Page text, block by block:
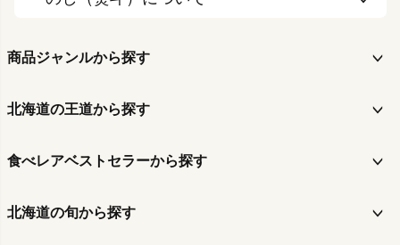
商品ジャンルから探す
北海道の王道から探す
食べレアベストセラーから探す
北海道の旬から探す